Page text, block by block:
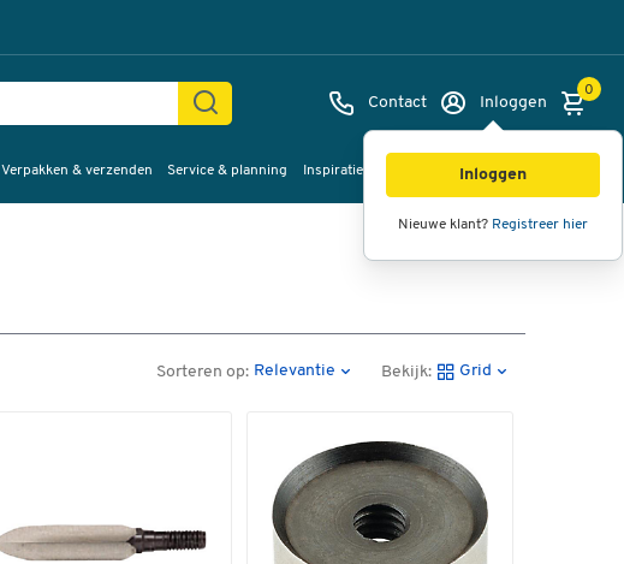
Contact Inloggen
Inloggen
Nieuwe klant? Registreer hier
0
Verpakken & verzenden Service & planning Inspiratie
Sorteren op: Relevantie Bekijk: Grid